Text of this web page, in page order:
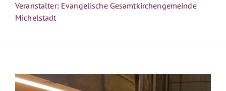
Veranstalter: Evangelische Gesamtkirchengemeinde
Michelstadt